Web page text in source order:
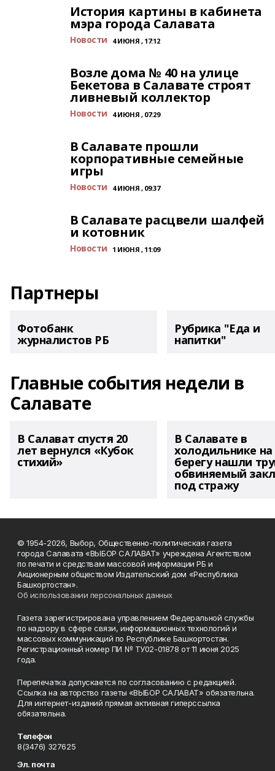
История картины в кабинета
мэра города Салавата
Новости 4 ИЮНЯ , 17:12
Возле дома № 40 на улице
Бекетова в Салавате строят
ливневый коллектор
Новости 4 ИЮНЯ , 07:29
В Салавате прошли
корпоративные семейные
игры
Новости 4 ИЮНЯ , 09:37
В Салавате расцвели шалфей
и котовник
Новости 1 ИЮНЯ , 11:09
Партнеры
Фотобанк
журналистов РБ
Рубрика "Еда и
напитки"
Главные события недели в
Салавате
В Салават спустя 20
лет вернулся «Кубок
стихий»
В Салавате в
холодильнике на
берегу нашли
обвиняемый
под стражу
© 1954-2026, Выбор, Общественно-политическая газета
города Салавата «ВЫБОР САЛАВАТ» учреждена Агентством
по печати и средствам массовой информации РБ и
Акционерным обществом Издательский дом «Республика
Башкортостан».
Об использовании персональных данных
Газета зарегистрирована управлением Федеральной службы
по надзору в сфере связи, информационных технологий и
массовых коммуникаций по Республике Башкортостан.
Регистрационный номер ПИ № ТУ02-01878 от 11 июня 2025
года.
Перепечатка допускается по согласованию с редакцией.
Ссылка на авторство газеты «ВЫБОР САЛАВАТ» обязательна.
Для интернет-изданий прямая активная гиперссылка
обязательна.
Телефон
8(3476) 327625
Эл. почта